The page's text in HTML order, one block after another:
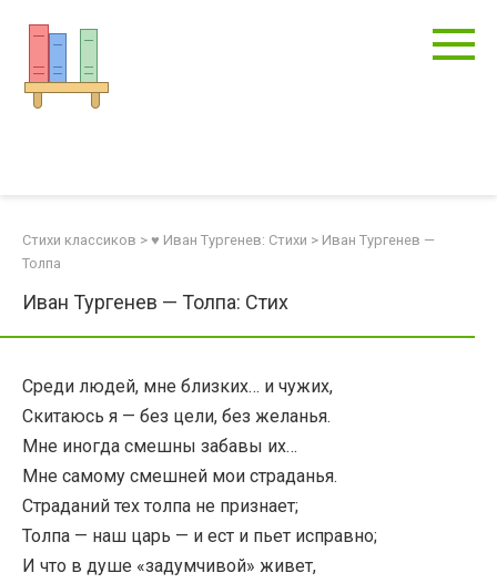
контенту
Стихи классиков > ♥ Иван Тургенев: Стихи > Иван Тургенев —
Толпа
Иван Тургенев — Толпа: Стих
Среди людей, мне близких… и чужих,
Скитаюсь я — без цели, без желанья.
Мне иногда смешны забавы их…
Мне самому смешней мои страданья.
Страданий тех толпа не признает;
Толпа — наш царь — и ест и пьет исправно;
И что в душе «задумчивой» живет,